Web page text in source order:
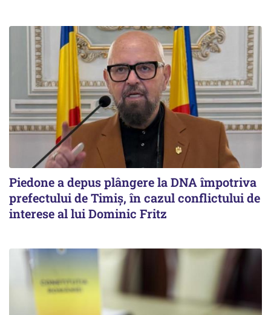
Piedone a depus plângere la DNA împotriva
prefectului de Timiș, în cazul conflictului de
interese al lui Dominic Fritz